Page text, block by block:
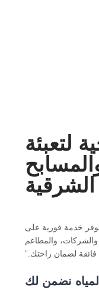
لتعبئة
نوفر خدمة فورية على
والشركات، والمطاعم
لضمان راحتك.”
نضمن لك